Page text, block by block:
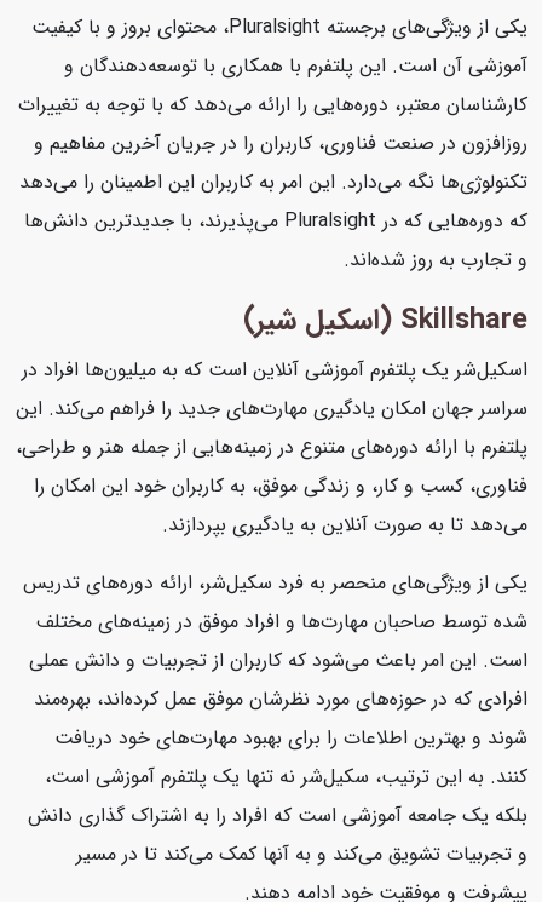
یکی از ویژگی‌های برجسته Pluralsight، محتوای بروز و با کیفیت
آموزشی آن است. این پلتفرم با همکاری با توسعه‌دهندگان و
کارشناسان معتبر، دوره‌هایی را ارائه می‌دهد که با توجه به تغییرات
روزافزون در صنعت فناوری، کاربران را در جریان آخرین مفاهیم و
تکنولوژی‌ها نگه می‌دارد. این امر به کاربران این اطمینان را می‌دهد
که دوره‌هایی که در Pluralsight می‌پذیرند، با جدیدترین دانش‌ها
و تجارب به روز شده‌اند.
Skillshare (اسکیل شیر)
اسکیل‌شر یک پلتفرم آموزشی آنلاین است که به میلیون‌ها افراد در
سراسر جهان امکان یادگیری مهارت‌های جدید را فراهم می‌کند. این
پلتفرم با ارائه دوره‌های متنوع در زمینه‌هایی از جمله هنر و طراحی،
فناوری، کسب و کار، و زندگی موفق، به کاربران خود این امکان را
می‌دهد تا به صورت آنلاین به یادگیری بپردازند.
یکی از ویژگی‌های منحصر به فرد سکیل‌شر، ارائه دوره‌های تدریس
شده توسط صاحبان مهارت‌ها و افراد موفق در زمینه‌های مختلف
است. این امر باعث می‌شود که کاربران از تجربیات و دانش عملی
افرادی که در حوزه‌های مورد نظرشان موفق عمل کرده‌اند، بهره‌مند
شوند و بهترین اطلاعات را برای بهبود مهارت‌های خود دریافت
کنند. به این ترتیب، سکیل‌شر نه تنها یک پلتفرم آموزشی است،
بلکه یک جامعه آموزشی است که افراد را به اشتراک گذاری دانش
و تجربیات تشویق می‌کند و به آنها کمک می‌کند تا در مسیر
پیشرفت و موفقیت خود ادامه دهند.